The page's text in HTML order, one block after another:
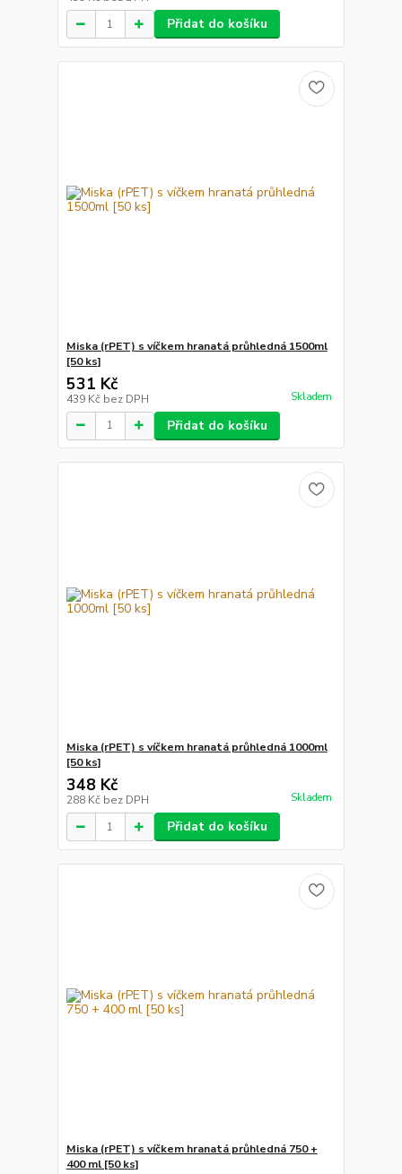
Přidat do košíku
Miska (rPET) s víčkem hranatá průhledná 1500ml
[50 ks]
531 Kč
439 Kč bez DPH Skladem
Přidat do košíku
Miska (rPET) s víčkem hranatá průhledná 1000ml
[50 ks]
348 Kč
288 Kč bez DPH Skladem
Přidat do košíku
Miska (rPET) s víčkem hranatá průhledná 750 +
400 ml [50 ks]